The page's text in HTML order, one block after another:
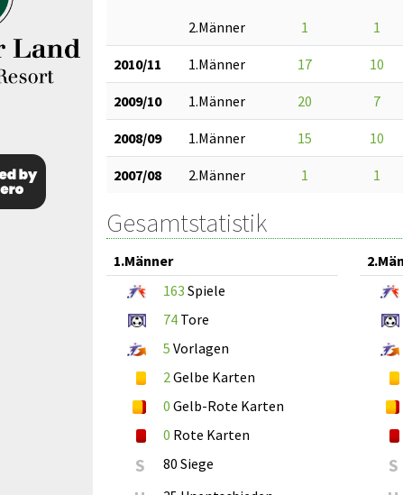
2.Männer
1 1
2010/11 1.Männer 17 10
2009/10 1.Männer 20 7
2008/09 1.Männer 15 10
2007/08 2.Männer 1 1
Gesamtstatistik
1.Männer
163 Spiele
74 Tore
5 Vorlagen
2 Gelbe Karten
0 Gelb-Rote Karten
0 Rote Karten
S 80 Siege S